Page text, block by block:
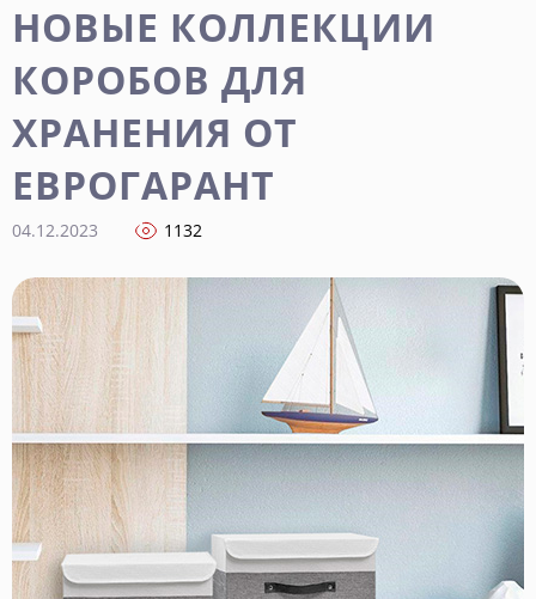
НОВЫЕ КОЛЛЕКЦИИ
КОРОБОВ ДЛЯ
ХРАНЕНИЯ ОТ
ЕВРОГАРАНТ
04.12.2023 1132